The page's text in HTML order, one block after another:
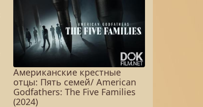
Американские крестные
отцы: Пять семей/ American
Godfathers: The Five Families
(2024)